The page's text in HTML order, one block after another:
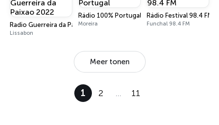
Radio Guerreira da Paixao 2022
Lissabon
Rádio 100% Portugal
Moreira
Rádio Festival 98.4 FM
Funchal 98.4 FM
Meer tonen
1 2 … 11